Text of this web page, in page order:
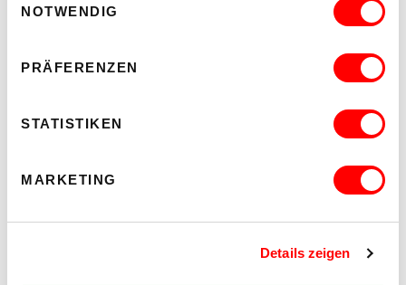
NOTWENDIG
PRÄFERENZEN
STATISTIKEN
MARKETING
Details zeigen
UTOPISCHE ENTWÜRFE
Menschen aus dem WUK-Umfeld machen sich zum WUK-40er